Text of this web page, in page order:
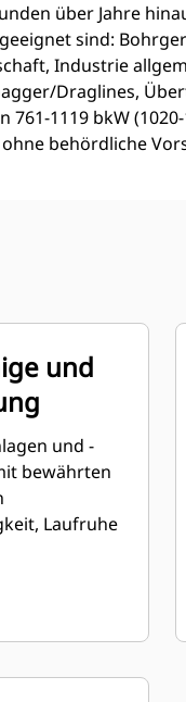
über Jahre
sind:
Industrie
Draglines,
761-1119 bkW
behördliche
und
und -
bewährten
Laufruhe